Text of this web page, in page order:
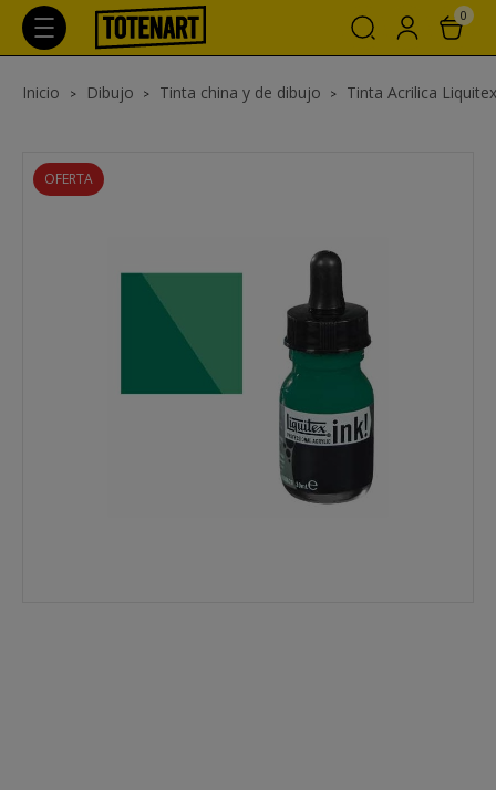
0
Inicio Dibujo Tinta china y de dibujo Tinta Acrilica Liquitex
OFERTA